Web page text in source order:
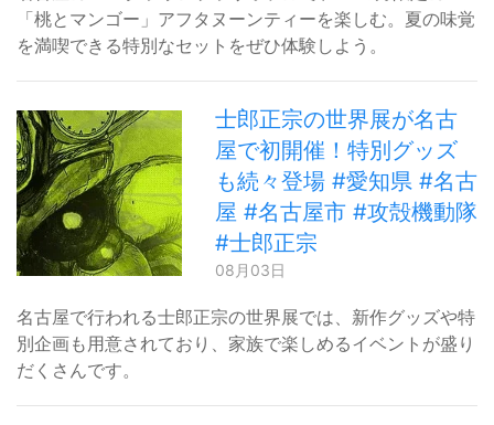
「桃とマンゴー」アフタヌーンティーを楽しむ。夏の味覚
を満喫できる特別なセットをぜひ体験しよう。
士郎正宗の世界展が名古
屋で初開催！特別グッズ
も続々登場 #愛知県 #名古
屋 #名古屋市 #攻殻機動隊
#士郎正宗
08月03日
名古屋で行われる士郎正宗の世界展では、新作グッズや特
別企画も用意されており、家族で楽しめるイベントが盛り
だくさんです。